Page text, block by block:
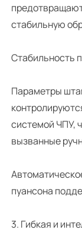
стабильную
Стабильность
Параметры
системой ЧПУ,
вызванные
пуансона
3. Гибкая и